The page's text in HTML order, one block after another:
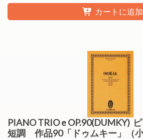
カートに追加
PIANO TRIO e OP.90(DUMKY)
短調 作品90「ドゥムキー」（